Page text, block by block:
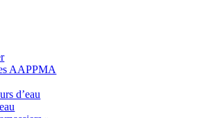
AAPPMA
d’eau